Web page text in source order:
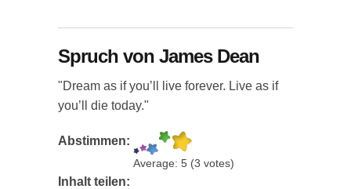
Spruch von James Dean
"Dream as if you’ll live forever. Live as if
you’ll die today."
Abstimmen:
Average: 5 (3 votes)
Inhalt teilen: